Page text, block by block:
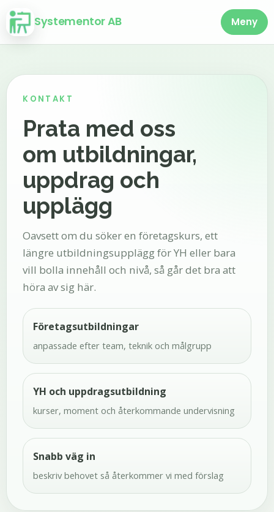
Systementor AB Meny
KONTAKT
Prata med oss
om utbildningar,
uppdrag och
upplägg
Oavsett om du söker en företagskurs, ett
längre utbildningsupplägg för YH eller bara
vill bolla innehåll och nivå, så går det bra att
höra av sig här.
Företagsutbildningar
anpassade efter team, teknik och målgrupp
YH och uppdragsutbildning
kurser, moment och återkommande undervisning
Snabb väg in
beskriv behovet så återkommer vi med förslag